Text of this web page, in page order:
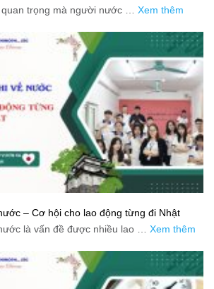
trọng mà người nước … Xem thêm
– Cơ hội cho lao động từng đi Nhật
là vấn đề được nhiều lao … Xem thêm